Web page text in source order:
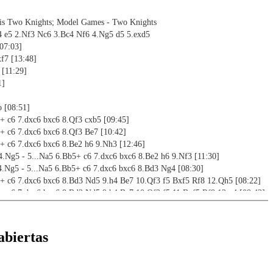
Two Knights; Model Games - Two Knights
e5 2.Nf3 Nc6 3.Bc4 Nf6 4.Ng5 d5 5.exd5
[13:48]
[08:51]
c6 7.dxc6 bxc6 8.Qf3 cxb5 [09:45]
c6 7.dxc6 bxc6 8.Qf3 Be7 [10:42]
c6 7.dxc6 bxc6 8.Be2 h6 9.Nh3 [12:46]
- 5...Na5 6.Bb5+ c6 7.dxc6 bxc6 8.Be2 h6 9.Nf3 [11:30]
- 5...Na5 6.Bb5+ c6 7.dxc6 bxc6 8.Bd3 Ng4 [08:30]
c6 7.dxc6 bxc6 8.Bd3 Nd5 9.h4 Be7 10.Qf3 f5 Bxf5 Rf8 12.Qh5 [08:22]
c6 7.dxc6 bxc6 8.Bd3 Nd5 9.h4 Be7 10.Qf3 f5 11.Bxf5 Rf8 12.g4 [09:42]
- Mayet,C - Lange,M [16:55]
- Ciocaltea,V - Nezhmetdinov,R [08:45]